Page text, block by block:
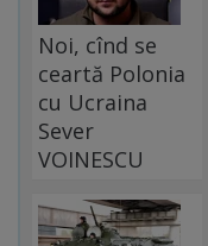
Noi, cînd se
ceartă Polonia
cu Ucraina
Sever
VOINESCU